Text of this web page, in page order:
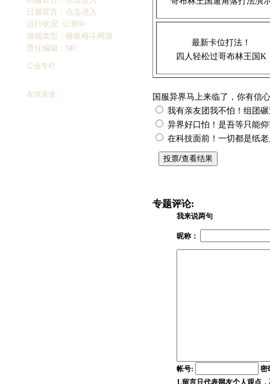
日服官方： 点击进入
运行状况: 公测中
游戏类型：横板格斗网游
责任编辑：MC
公会专栏
友情连接：
最新卡位打法！
四人轻松过哥布林王国K
国服异界马上来临了，你有信
我有亲友团我不怕！组团
异界好口怕！是吾等只能
在科技面前！一切都是纸
专题评论:
我来说两句
昵称：
帐号:
密
1.留言只代表网友个人观点